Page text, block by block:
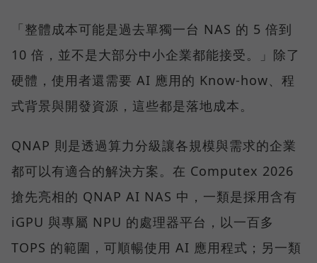
「整體成本可能是過去單獨一台 NAS 的 5 倍到
10 倍，並不是大部分中小企業都能接受。」除了
硬體，使用者還需要 AI 應用的 Know-how、程
式背景與開發資源，這些都是落地成本。
QNAP 則是透過算力分級讓各規模與需求的企業
都可以有適合的解決方案。在 Computex 2026
搶先亮相的 QNAP AI NAS 中，一類是採用含有
iGPU 與專屬 NPU 的處理器平台，以一百多
TOPS 的範圍，可順暢使用 AI 應用程式；另一類